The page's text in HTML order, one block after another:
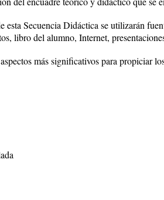
esta Secuencia Didáctica se utilizarán
libro del alumno, Internet,
más significativos para propiciar